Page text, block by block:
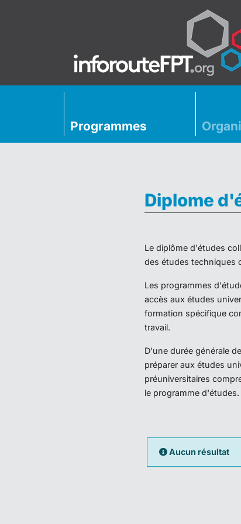
Programmes
Diplome
Le diplôme d'études
des études techniques
Les programmes
accès aux études
formation spécifique
travail.
D'une durée générale
préparer aux études
préuniversitaires
le programme d'études.
Aucun résultat